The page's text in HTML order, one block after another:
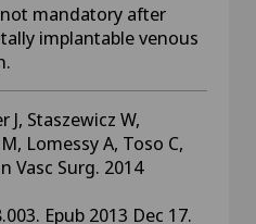
mandatory after
implantable venous
Staszewicz W,
Lomessy A, Toso C,
Vasc Surg. 2014
Epub 2013 Dec 17.